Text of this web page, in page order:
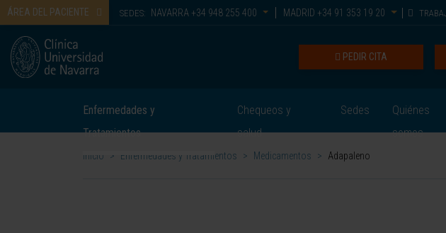
ÁREA DEL PACIENTE SEDES: NAVARRA +34 948 255 400 MADRID +34 91 353 19 20
PEDIR CITA
Enfermedades y
Tratamientos
Chequeos y
salud
Sedes
Quiénes
somos
Inicio > Enfermedades y Tratamientos > Medicamentos > Adapaleno